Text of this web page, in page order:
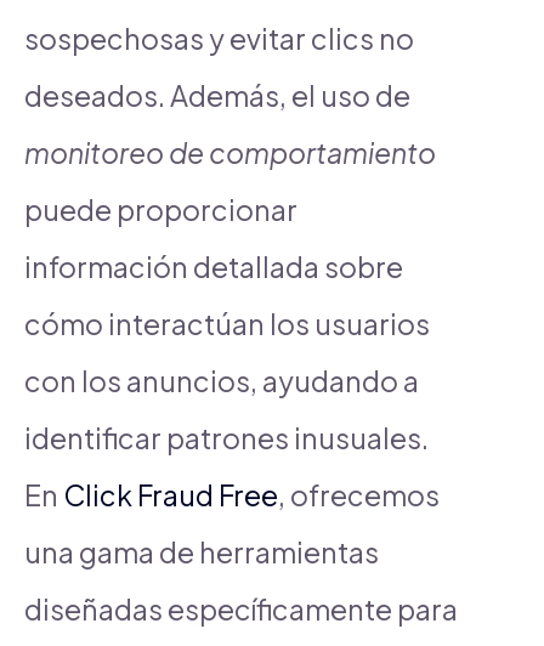
sospechosas y evitar clics no
deseados. Además, el uso de
monitoreo de comportamiento
puede proporcionar
información detallada sobre
cómo interactúan los usuarios
con los anuncios, ayudando a
identificar patrones inusuales.
En Click Fraud Free, ofrecemos
una gama de herramientas
diseñadas específicamente para